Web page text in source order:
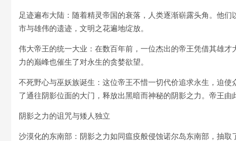
足迹遍布大陆：随着精灵帝国的衰落，人类逐渐崭露头角。他
市与雄伟的遗迹，文明之花遍地绽放。
伟大帝王的统一大业：在数百年前，一位杰出的帝王凭借其雄
力的巅峰也催生了对永生的贪婪欲望。
不死野心与巫妖族诞生：这位帝王不惜一切代价追求永生，迫
了通往阴影位面的大门，释放出黑暗而神秘的阴影之力。帝王由
阴影之力的诅咒与矮人独立
沙漠化的东南部：阴影之力如同瘟疫般侵蚀诺尔岛东南部，抽